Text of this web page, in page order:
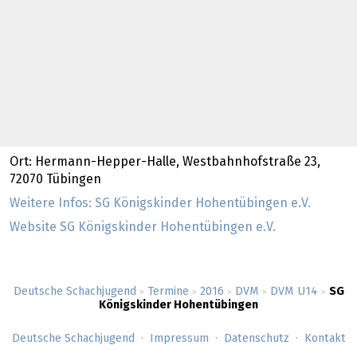
Deutsche Schachjugend > Termine > 2016 > DVM > DVM U14 > SG
Königskinder Hohentübingen
Ort: Hermann-Hepper-Halle, Westbahnhofstraße 23,
72070 Tübingen
Weitere Infos: SG Königskinder Hohentübingen e.V.
Website SG Königskinder Hohentübingen e.V.
Deutsche Schachjugend Impressum Datenschutz Kontakt